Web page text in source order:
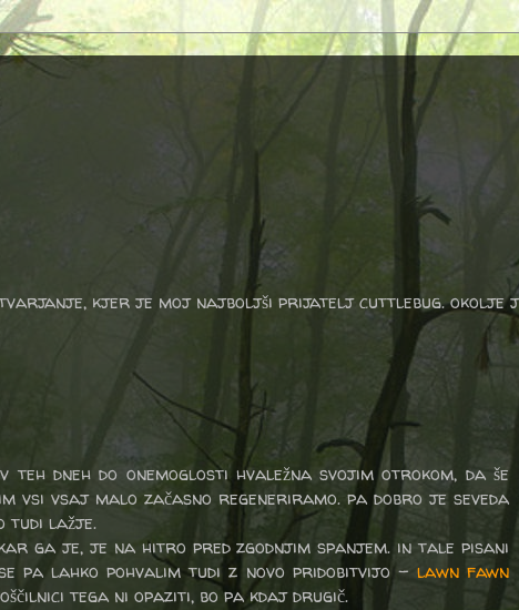
kjer je moj najboljši prijatelj cuttlebug.
dneh do onemoglosti hvaležna svojim otrokom, da še
vsi vsaj malo začasno regeneriramo. pa dobro je seveda
tudi lažje.
ga je, je na hitro pred zgodnjim spanjem. in tale pisani
pa lahko pohvalim tudi z novo pridobitvijo - lawn fawn
tega ni opaziti, bo pa kdaj drugič.